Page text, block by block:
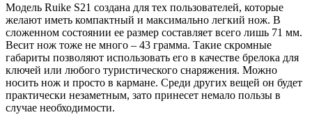
Модель Ruike S21 создана для тех пользователей, которые
желают иметь компактный и максимально легкий нож. В
сложенном состоянии ее размер составляет всего лишь 71 мм.
Весит нож тоже не много – 43 грамма. Такие скромные
габариты позволяют использовать его в качестве брелока для
ключей или любого туристического снаряжения. Можно
носить нож и просто в кармане. Среди других вещей он будет
практически незаметным, зато принесет немало пользы в
случае необходимости.